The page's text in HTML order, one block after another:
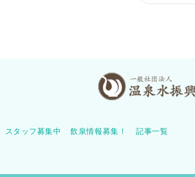
スタッフ募集中 飲泉情報募集！
記事一覧